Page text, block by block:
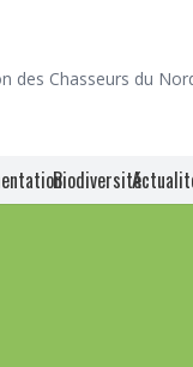
des Chasseurs du
Biodiversité